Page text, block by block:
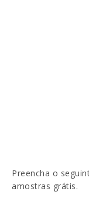
Preencha o
amostras grátis.